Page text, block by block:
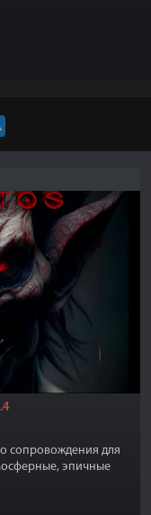
сопровождения для
эпичные